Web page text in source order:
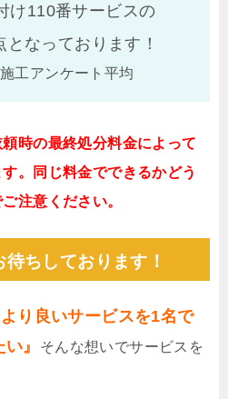
け110番サービスの
となっております！
工アンケート平均
時の最終処分料金によって
。同じ料金でできるかどう
注意ください。
ちしております！
より良いサービスを1名で
』
そんな想いでサービスを